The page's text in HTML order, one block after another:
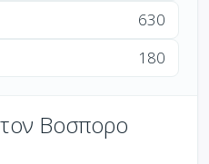
630
180
Βοσπορο